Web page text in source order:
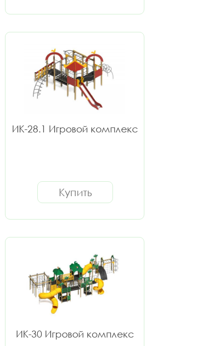
ИК-28.1 Игровой комплекс
Купить
ИК-30 Игровой комплекс